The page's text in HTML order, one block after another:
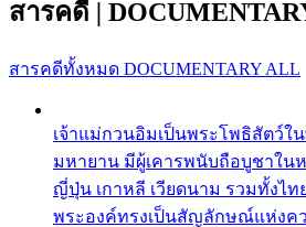
สารคดี |
สารคดีทั้งหมด DOCUMENTARY ALL
เจ้าแม่กวนอิมเป็นพระโพธิสัตว์ใ
มหายาน มีผู้เคารพนับถือบูชาใน
ญี่ปุ่น เกาหลี เวียดนาม รวมทั้งไท
พระองค์ทรงเป็นสัญลักษณ์แห่งค